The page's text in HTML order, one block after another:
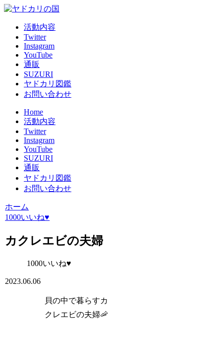
活動内容
Twitter
Instagram
YouTube
通販
SUZURI
ヤドカリ図鑑
お問い合わせ
Home
活動内容
Twitter
Instagram
YouTube
SUZURI
通販
ヤドカリ図鑑
お問い合わせ
ホーム
1000いいね♥
カクレエビの夫婦
1000いいね♥
2023.06.06
貝の中で暮らすカ
クレエビの夫婦🦐